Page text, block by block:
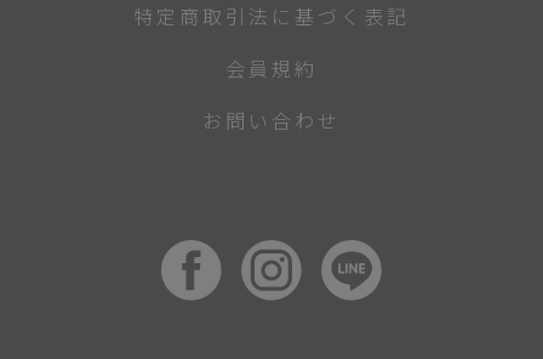
特定商取引法に基づく表記
会員規約
お問い合わせ